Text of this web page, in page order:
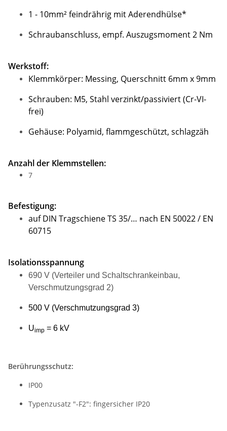
1 - 10mm² feindrährig mit Aderendhülse*
Schraubanschluss, empf. Auszugsmoment 2 Nm
Werkstoff:
Klemmkörper: Messing, Querschnitt 6mm x 9mm
Schrauben: M5, Stahl verzinkt/passiviert (Cr-VI-
frei)
Gehäuse: Polyamid, flammgeschützt, schlagzäh
Anzahl der Klemmstellen:
7
Befestigung:
auf DIN Tragschiene TS 35/… nach EN 50022 / EN
60715
Isolationsspannung
690 V (Verteiler und Schaltschrankeinbau,
Verschmutzungsgrad 2)
500 V (Verschmutzungsgrad 3)
Uimp = 6 kV
Berührungsschutz:
IP00
Typenzusatz "-F2": fingersicher IP20